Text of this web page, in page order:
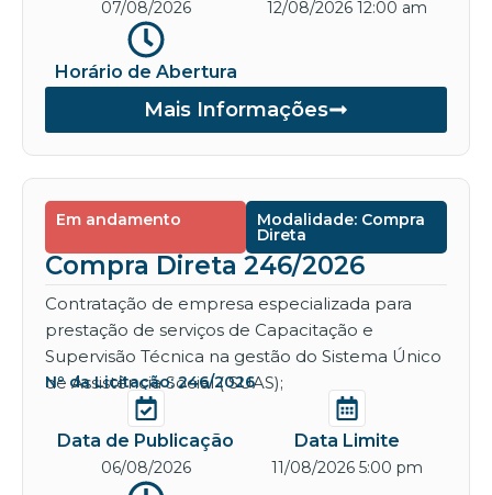
07/08/2026 12/08/2026 12:00 am
Horário de Abertura
Mais Informações
Em andamento Modalidade: Compra
Direta
Compra Direta 246/2026
Contratação de empresa especializada para
prestação de serviços de Capacitação e
Supervisão Técnica na gestão do Sistema Único
de Assistência Social ( SUAS);
Nº da Licitação: 246/2026
Data de Publicação
06/08/2026
Data Limite
11/08/2026 5:00 pm